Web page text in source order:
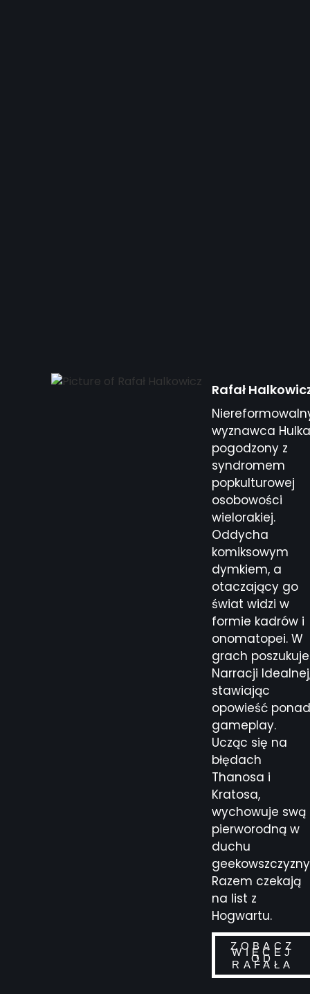
Rafał
wyznawca
pogodzony z
syndromem
popkulturowej
osobowości
wielorakiej.
Oddycha
komiksowym
dymkiem, a
otaczający go
świat widzi w
formie kadrów i
onomatopei. W
grach poszukuje
Narracji
stawiając
opowieść ponad
gameplay.
Ucząc się na
błędach
Thanosa i
Kratosa,
wychowuje swą
pierworodną w
duchu
Razem czekają
na list z
Hogwartu.
ZOBACZ
WIĘCEJ
OD
RAFAŁA